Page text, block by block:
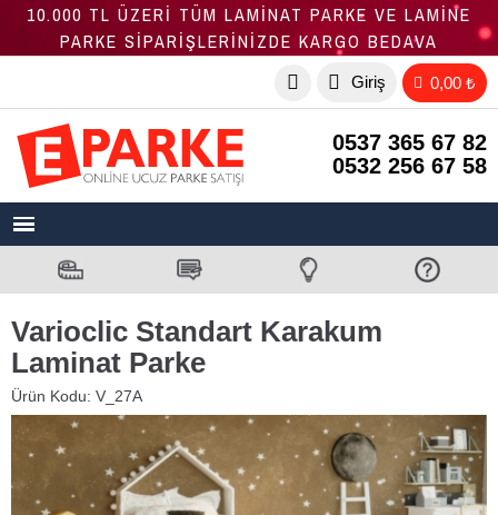
10.000 TL ÜZERİ TÜM LAMİNAT PARKE VE LAMİNE
PARKE SİPARİŞLERİNİZDE KARGO BEDAVA
Giriş 0,00 ₺
0537 365 67 82
0532 256 67 58
Varioclic Standart Karakum
Laminat Parke
Ürün Kodu: V_27A